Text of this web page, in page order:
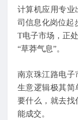
计算机应用专业
司信息化岗位起
T电子市场，正
“草莽气息”。
南京珠江路电子
生意逻辑极其简
要什么，就去找
能成交。